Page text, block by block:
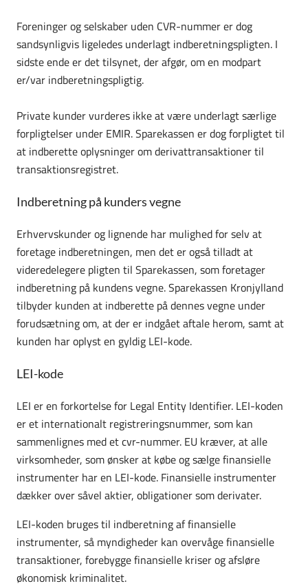
Foreninger og selskaber uden CVR-nummer er dog
sandsynligvis ligeledes underlagt indberetningspligten. I
sidste ende er det tilsynet, der afgør, om en modpart
er/var indberetningspligtig.
Private kunder vurderes ikke at være underlagt særlige
forplig­telser under EMIR. Sparekassen er dog forpligtet til
at indberette oplysninger om derivat­trans­ak­tioner til
transaktionsregistret.
Indberetning på kunders vegne
Erhvervskunder og lignende har mulighed for selv at
foretage indberetningen, men det er også tilladt at
videredelegere pligten til Sparekassen, som foretager
indberetning på kundens vegne. Sparekassen Kronjylland
tilbyder kunden at indberette på dennes vegne under
forudsætning om, at der er indgået aftale herom, samt at
kunden har oplyst en gyldig LEI-kode.
LEI-kode
LEI er en forkortelse for Legal Entity Identifier. LEI-koden
er et internationalt registreringsnummer, som kan
sammenlignes med et cvr-nummer. EU kræver, at alle
virksomheder, som ønsker at købe og sælge finansielle
instrumenter har en LEI-kode. Finansielle instrumenter
dækker over såvel aktier, obligationer som derivater.
LEI-koden bruges til indberetning af finansielle
instrumenter, så myndigheder kan overvåge finansielle
transaktioner, forebygge finansielle kriser og afsløre
økonomisk kriminalitet.